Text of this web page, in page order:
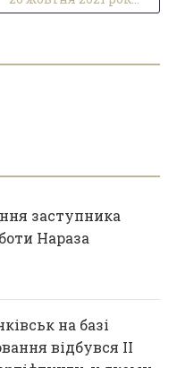
заступника
Нараза
на базі
відбувся ІІ